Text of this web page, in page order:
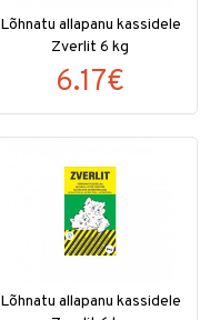
Lõhnatu allapanu kassidele
Zverlit 6 kg
6.17€
Lõhnatu allapanu kassidele